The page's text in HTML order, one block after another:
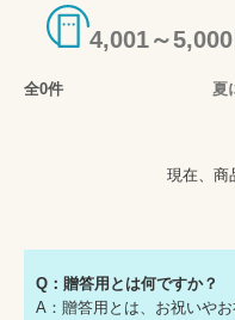
4,001～
全0件 夏
現在、商
Q：贈答用とは何ですか？
A：贈答用とは、お祝いや